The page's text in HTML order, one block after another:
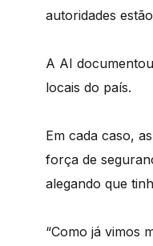
autoridades
A AI
locais do país.
Em cada caso,
força de
alegando que
“Como já vimos